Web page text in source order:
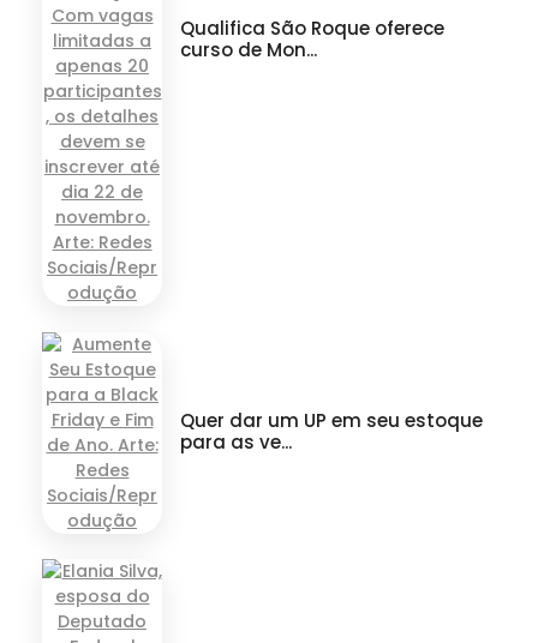
Qualifica São Roque oferece
curso de Mon...
Quer dar um UP em seu estoque
para as ve...